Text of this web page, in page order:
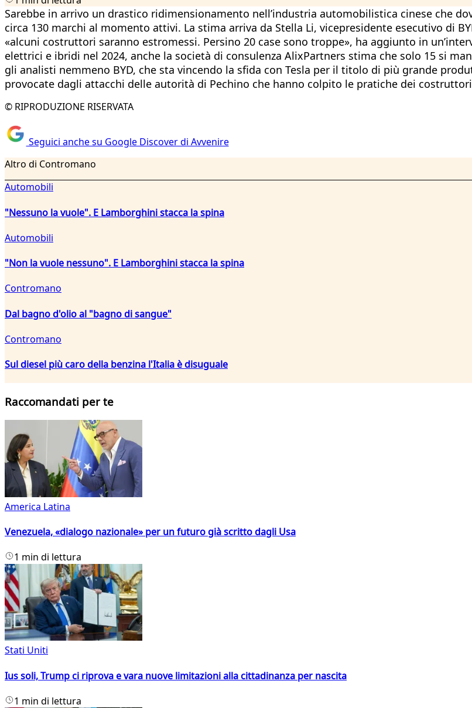
Sarebbe in arrivo un drastico ridimensionamento nell’industria automobilistica cinese che
circa 130 marchi al momento attivi. La stima arriva da Stella Li, vicepresidente esecutivo di
«alcuni costruttori saranno estromessi. Persino 20 case sono troppe», ha aggiunto in
elettrici e ibridi nel 2024, anche la società di consulenza AlixPartners stima che solo 15 si
gli analisti nemmeno BYD, che sta vincendo la sfida con Tesla per il titolo di più grande
provocate dagli attacchi delle autorità di Pechino che hanno colpito le pratiche dei
© RIPRODUZIONE RISERVATA
Seguici anche su Google Discover di Avvenire
Altro di Contromano
Automobili
"Nessuno la vuole". E Lamborghini stacca la spina
Automobili
"Non la vuole nessuno". E Lamborghini stacca la spina
Contromano
Dal bagno d'olio al "bagno di sangue"
Contromano
Sul diesel più caro della benzina l'Italia è disuguale
Raccomandati per te
America Latina
Venezuela, «dialogo nazionale» per un futuro già scritto dagli Usa
1 min di lettura
Stati Uniti
Ius soli, Trump ci riprova e vara nuove limitazioni alla cittadinanza per nascita
1 min di lettura